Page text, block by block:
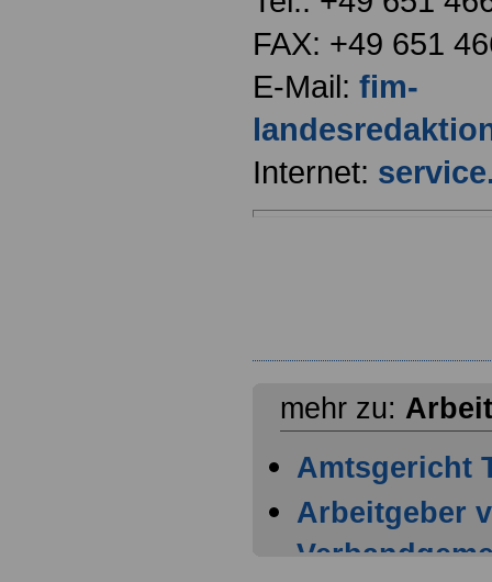
FAX: +49 651
E-Mail: fim-
Internet:
mehr zu:
Amtsgericht
Arbeitgeber